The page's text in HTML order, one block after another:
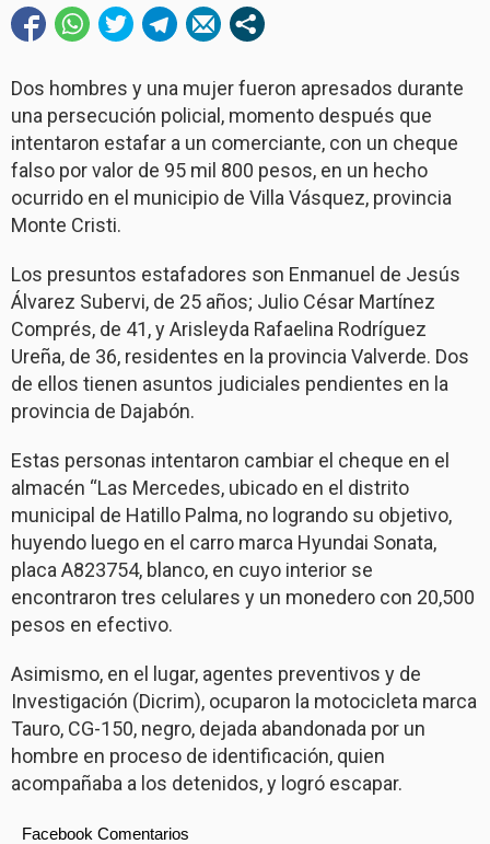
Dos hombres y una mujer fueron apresados durante
una persecución policial, momento después que
intentaron estafar a un comerciante, con un cheque
falso por valor de 95 mil 800 pesos, en un hecho
ocurrido en el municipio de Villa Vásquez, provincia
Monte Cristi.
Los presuntos estafadores son Enmanuel de Jesús
Álvarez Subervi, de 25 años; Julio César Martínez
Comprés, de 41, y Arisleyda Rafaelina Rodríguez
Ureña, de 36, residentes en la provincia Valverde. Dos
de ellos tienen asuntos judiciales pendientes en la
provincia de Dajabón.
Estas personas intentaron cambiar el cheque en el
almacén “Las Mercedes, ubicado en el distrito
municipal de Hatillo Palma, no logrando su objetivo,
huyendo luego en el carro marca Hyundai Sonata,
placa A823754, blanco, en cuyo interior se
encontraron tres celulares y un monedero con 20,500
pesos en efectivo.
Asimismo, en el lugar, agentes preventivos y de
Investigación (Dicrim), ocuparon la motocicleta marca
Tauro, CG-150, negro, dejada abandonada por un
hombre en proceso de identificación, quien
acompañaba a los detenidos, y logró escapar.
Facebook Comentarios